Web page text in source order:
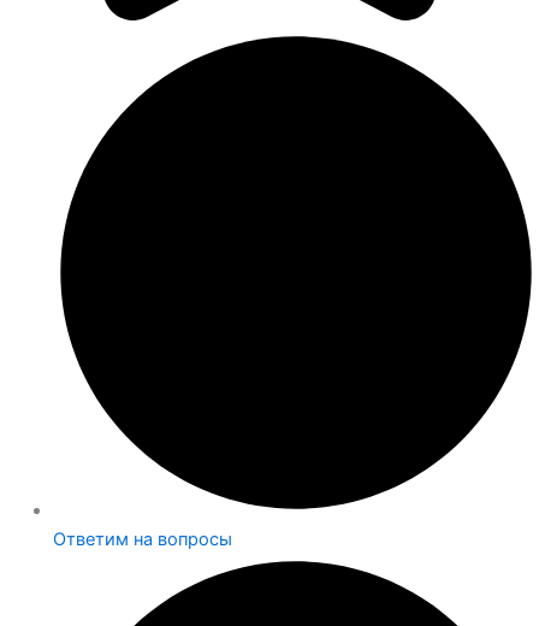
Ответим на вопросы